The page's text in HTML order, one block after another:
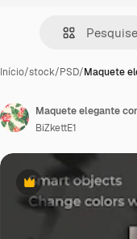
Início/stock/PSD/Maquete
Premium
Maquete elegante
BiZkettE1